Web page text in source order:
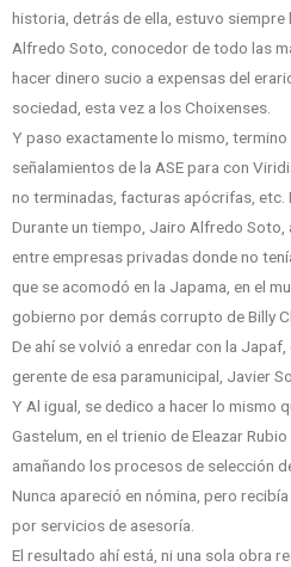
historia, detrás de ella, estuvo
Alfredo Soto, conocedor de todo las
hacer dinero sucio a expensas del
sociedad, esta vez a los Choixenses.
Y paso exactamente lo mismo,
señalamientos de la ASE para con
no terminadas, facturas apócrifas, etc.
Durante un tiempo, Jairo Alfredo
entre empresas privadas donde no
que se acomodó en la Japama, en el
gobierno por demás corrupto de Billy
De ahí se volvió a enredar con la
gerente de esa paramunicipal, Javier
Y Al igual, se dedico a hacer lo mismo
Gastelum, en el trienio de Eleazar
amañando los procesos de selección
Nunca apareció en nómina, pero
por servicios de asesoría.
El resultado ahí está, ni una sola obra